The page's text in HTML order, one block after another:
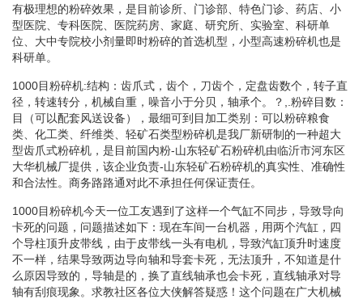
有极理想的粉碎效果，是目前诊所、门诊部、特色门诊、药店、小
型医院、专科医院、医院药房、家庭、研究所、实验室、科研单
位、大中专院校小剂量即时粉碎的首选机型，小型高速粉碎机也是
科研单。
1000目粉碎机:结构：齿爪式，齿个，刀齿个，定盘齿数个，转子直
径，转速转分，机械自重，噪音小于分贝，轴承个。？,.粉碎目数：
目（可以配套风送设备），最细可到目加工类别：可以粉碎粮食
类、化工类、纤维类、轻矿石类型粉碎机是我厂新研制的一种超大
型齿爪式粉碎机，是目前国内粉-山东轻矿石粉碎机由临沂市河东区
大华机械厂提供，该企业负责-山东轻矿石粉碎机的真实性、准确性
和合法性。商务路路通对此不承担任何保证责任。
1000目粉碎机今天一位工友遇到了这样一个气缸不同步，导致导向
卡死的问题，问题描述如下：现在车间一台机器，用两个汽缸，四
个导柱顶升皮带线，由于皮带线一头有电机，导致汽缸顶升时速度
不一样，结果导致两边导向轴和导套卡死，无法顶升，不知道是什
么原因导致的，导轴是的，换了直线轴承也会卡死，直线轴承对导
轴有刮痕现象。求教社区各位大侠解答疑惑！这个问题在广大机械